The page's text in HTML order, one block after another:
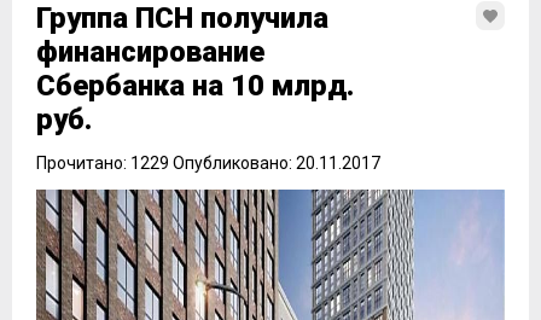
Группа ПСН получила
финансирование
Сбербанка на 10 млрд.
руб.
Прочитано: 1229 Опубликовано: 20.11.2017